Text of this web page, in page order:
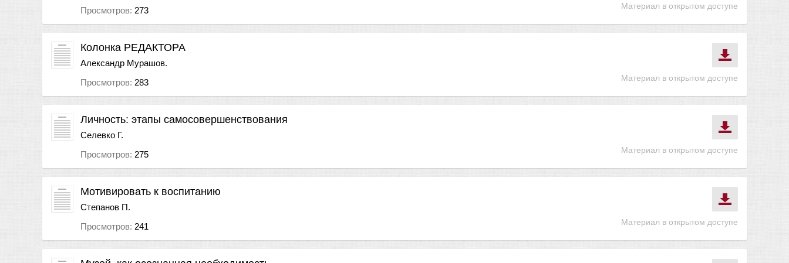
Материал в открытом доступе
Просмотров: 273
Материал в открытом доступе
Колонка РЕДАКТОРА
Александр Мурашов.
Просмотров: 283
Материал в открытом доступе
Личность: этапы самосовершенствования
Селевко Г.
Просмотров: 275
Материал в открытом доступе
Мотивировать к воспитанию
Степанов П.
Просмотров: 241